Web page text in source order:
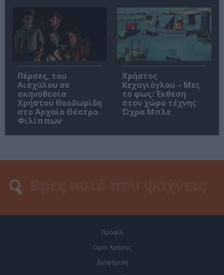
Πέρσες, του
Αισχύλου σε
σκηνοθεσία
Χρήστου Θεοδωρίδη
στο Αρχαίο Θέατρο
Φιλίππων
Χρήστος
Κεχαγιόγλου – Μες
το φως: Έκθεση
στον χώρο τέχνης
Ώχρα Μπλε
Προφίλ
Οροι Χρήσης
Διαφήμιση